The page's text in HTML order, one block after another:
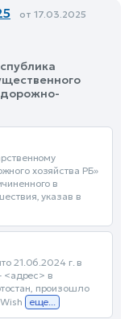
от 17.03.2025
дорожно-
хозяйства РБ»
в
указав в
21.06.2024 г. в
<адрес> в
произошло
еще...